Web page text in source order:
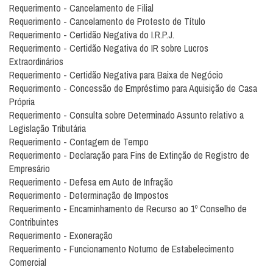
Requerimento - Cancelamento de Filial
Requerimento - Cancelamento de Protesto de Título
Requerimento - Certidão Negativa do I.R.P.J.
Requerimento - Certidão Negativa do IR sobre Lucros
Extraordinários
Requerimento - Certidão Negativa para Baixa de Negócio
Requerimento - Concessão de Empréstimo para Aquisição de Casa
Própria
Requerimento - Consulta sobre Determinado Assunto relativo a
Legislação Tributária
Requerimento - Contagem de Tempo
Requerimento - Declaração para Fins de Extinção de Registro de
Empresário
Requerimento - Defesa em Auto de Infração
Requerimento - Determinação de Impostos
Requerimento - Encaminhamento de Recurso ao 1º Conselho de
Contribuintes
Requerimento - Exoneração
Requerimento - Funcionamento Noturno de Estabelecimento
Comercial